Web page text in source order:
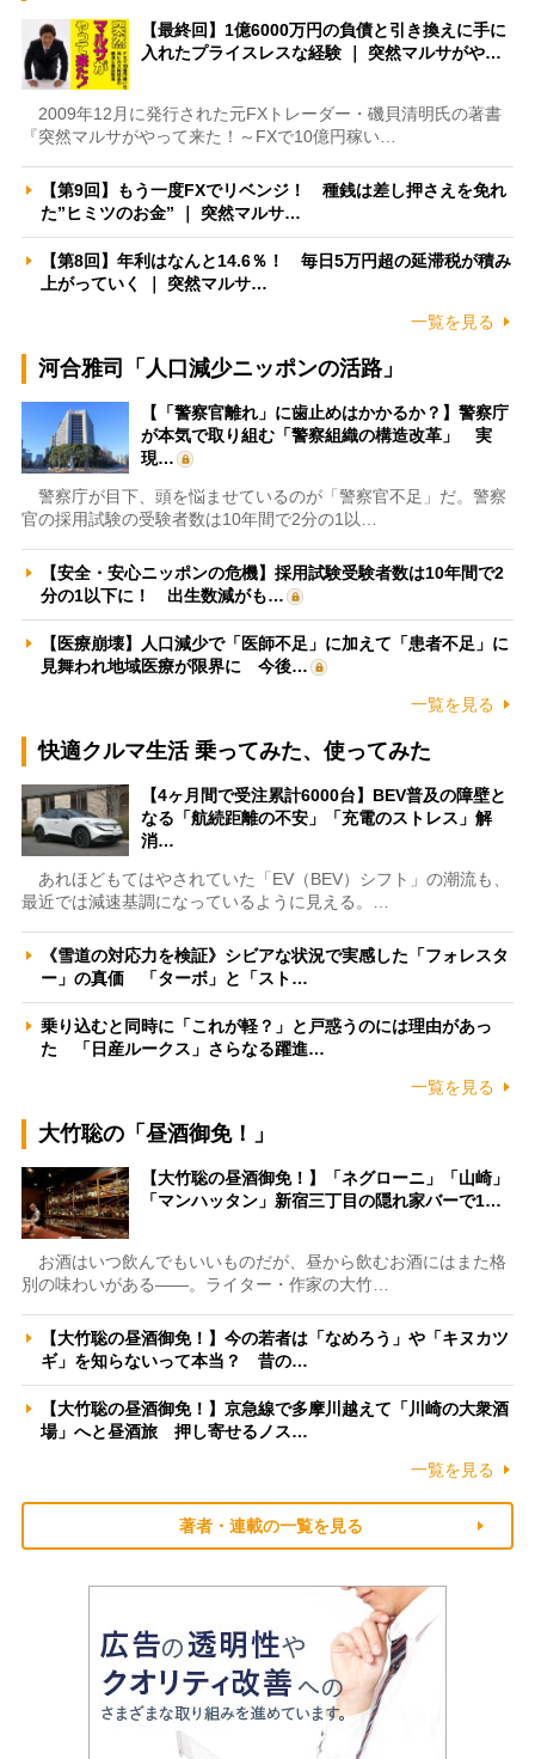
【最終回】1億6000万円の負債と引き換えに手に
入れたプライスレスな経験 ｜ 突然マルサがや…
2009年12月に発行された元FXトレーダー・磯貝清明氏の著書
『突然マルサがやって来た！～FXで10億円稼い…
【第9回】もう一度FXでリベンジ！ 種銭は差し押さえを免れ
た”ヒミツのお金” ｜ 突然マルサ…
【第8回】年利はなんと14.6％！ 毎日5万円超の延滞税が積み
上がっていく ｜ 突然マルサ…
一覧を見る
河合雅司「人口減少ニッポンの活路」
【「警察官離れ」に歯止めはかかるか？】警察庁
が本気で取り組む「警察組織の構造改革」 実
現…
警察庁が目下、頭を悩ませているのが「警察官不足」だ。警察
官の採用試験の受験者数は10年間で2分の1以…
【安全・安心ニッポンの危機】採用試験受験者数は10年間で2
分の1以下に！ 出生数減がも…
【医療崩壊】人口減少で「医師不足」に加えて「患者不足」に
見舞われ地域医療が限界に 今後…
一覧を見る
快適クルマ生活 乗ってみた、使ってみた
【4ヶ月間で受注累計6000台】BEV普及の障壁と
なる「航続距離の不安」「充電のストレス」解
消…
あれほどもてはやされていた「EV（BEV）シフト」の潮流も、
最近では減速基調になっているように見える。…
《雪道の対応力を検証》シビアな状況で実感した「フォレスタ
ー」の真価 「ターボ」と「スト…
乗り込むと同時に「これが軽？」と戸惑うのには理由があっ
た 「日産ルークス」さらなる躍進…
一覧を見る
大竹聡の「昼酒御免！」
【大竹聡の昼酒御免！】「ネグローニ」「山崎」
「マンハッタン」新宿三丁目の隠れ家バーで1…
お酒はいつ飲んでもいいものだが、昼から飲むお酒にはまた格
別の味わいがある――。ライター・作家の大竹…
【大竹聡の昼酒御免！】今の若者は「なめろう」や「キヌカツ
ギ」を知らないって本当？ 昔の…
【大竹聡の昼酒御免！】京急線で多摩川越えて「川崎の大衆酒
場」へと昼酒旅 押し寄せるノス…
一覧を見る
著者・連載の一覧を見る